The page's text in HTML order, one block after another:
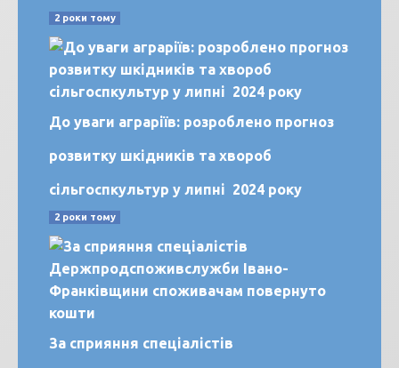
2 роки тому
До уваги аграріїв: розроблено прогноз
розвитку шкідників та хвороб
сільгоспкультур у липні 2024 року
2 роки тому
За сприяння спеціалістів